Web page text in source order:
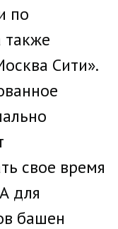
по
также
Сити».
свое время
для
башен